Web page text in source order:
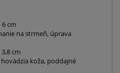
6 cm
na strmeň, úprava
cm
koža, poddajné